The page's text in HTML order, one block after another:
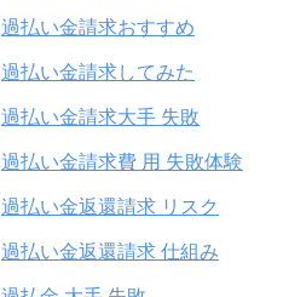
過払い金請求おすすめ
過払い金請求してみた
過払い金請求大手 失敗
過払い金請求費 用 失敗体験
過払い金返還請求 リスク
過払い金返還請求 仕組み